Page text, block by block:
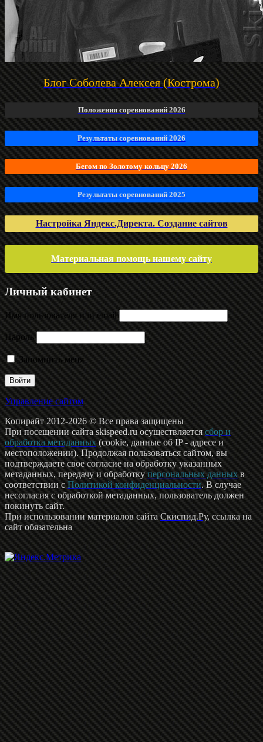
Блог Соболева Алексея (Кострома)
Положения соревнований 2026
Результаты соревнований 2026
Бегом по Золотому кольцу 2026
Результаты соревнований 2025
Настройка Яндекс.Директа. Создание сайтов
Материальная помощь нашему сайту
Личный кабинет
Имя пользователя или email
Пароль
Запомнить меня
Управление сайтом
Копирайт 2012-2026 © Все права защищены
При посещении сайта skispeed.ru осуществляетсясбор и
обработка метаданных(cookie, данные об IP - адресе и
местоположении). Продолжая пользоваться сайтом, вы
подтверждаете свое согласие на обработку указанных
метаданных, передачу и обработкуперсональных данныхв
соответствии сПолитикой конфиденциальности. В случае
несогласия с обработкой метаданных, пользователь должен
покинуть сайт.
При использовании материалов сайтаСкиспид.Ру, ссылка на
сайт обязательна